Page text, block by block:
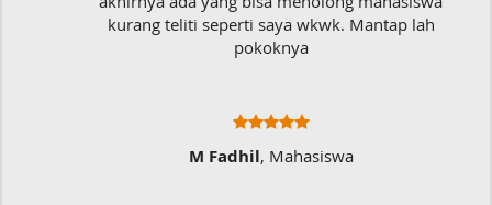
kurang teliti seperti saya wkwk. Mantap lah
pokoknya
M Fadhil, Mahasiswa